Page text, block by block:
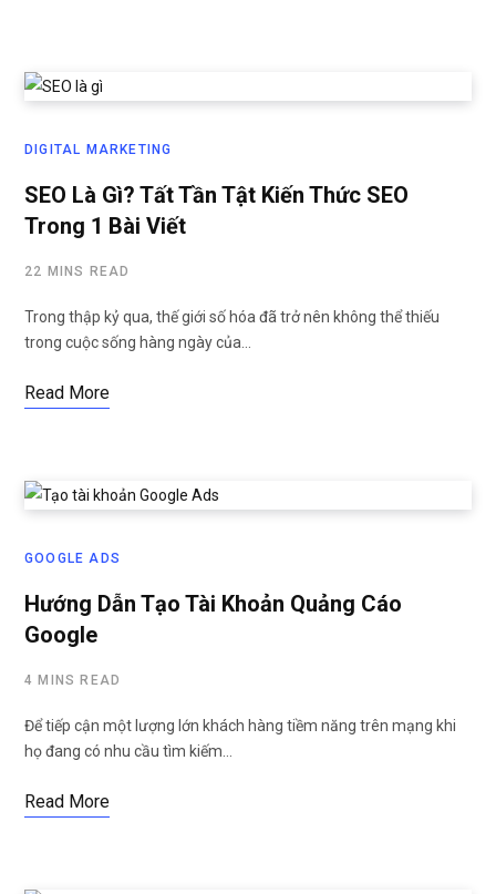
DIGITAL MARKETING
SEO Là Gì? Tất Tần Tật Kiến Thức SEO
Trong 1 Bài Viết
22 MINS READ
Trong thập kỷ qua, thế giới số hóa đã trở nên không thể thiếu
trong cuộc sống hàng ngày của…
Read More
GOOGLE ADS
Hướng Dẫn Tạo Tài Khoản Quảng Cáo
Google
4 MINS READ
Để tiếp cận một lượng lớn khách hàng tiềm năng trên mạng khi
họ đang có nhu cầu tìm kiếm…
Read More